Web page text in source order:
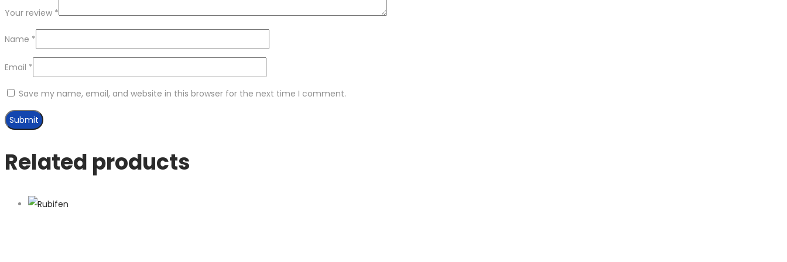
Your review *
Name *
Email *
Save my name, email, and website in this browser for the next time I comment.
Related products